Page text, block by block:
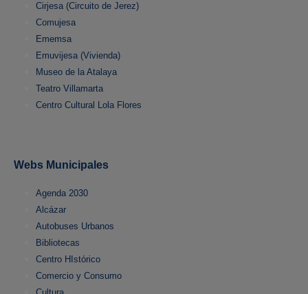
Cirjesa (Circuito de Jerez)
Comujesa
Ememsa
Emuvijesa (Vivienda)
Museo de la Atalaya
Teatro Villamarta
Centro Cultural Lola Flores
Webs Municipales
Agenda 2030
Alcázar
Autobuses Urbanos
Bibliotecas
Centro HIstórico
Comercio y Consumo